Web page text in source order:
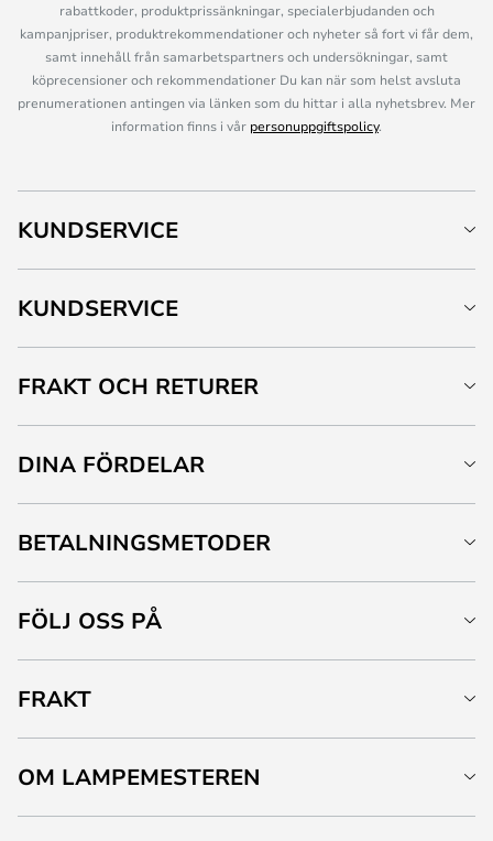
rabattkoder, produktprissänkningar, specialerbjudanden och
kampanjpriser, produktrekommendationer och nyheter så fort vi får dem,
samt innehåll från samarbetspartners och undersökningar, samt
köprecensioner och rekommendationer Du kan när som helst avsluta
prenumerationen antingen via länken som du hittar i alla nyhetsbrev. Mer
information finns i vår personuppgiftspolicy.
KUNDSERVICE
KUNDSERVICE
FRAKT OCH RETURER
DINA FÖRDELAR
BETALNINGSMETODER
FÖLJ OSS PÅ
FRAKT
OM LAMPEMESTEREN